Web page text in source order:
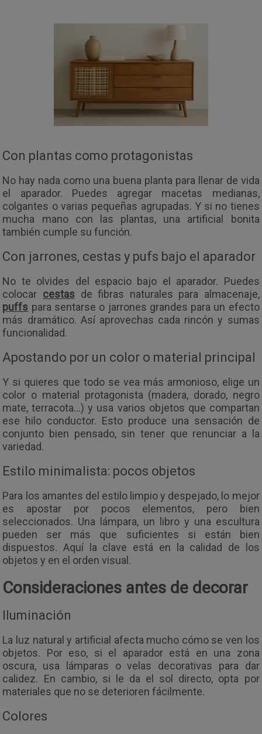
Con plantas como protagonistas
No hay nada como una buena planta para llenar de vida
el aparador. Puedes agregar macetas medianas,
colgantes o varias pequeñas agrupadas. Y si no tienes
mucha mano con las plantas, una artificial bonita
también cumple su función.
Con jarrones, cestas y pufs bajo el aparador
No te olvides del espacio bajo el aparador. Puedes
colocar cestas de fibras naturales para almacenaje,
puffs para sentarse o jarrones grandes para un efecto
más dramático. Así aprovechas cada rincón y sumas
funcionalidad.
Apostando por un color o material principal
Y si quieres que todo se vea más armonioso, elige un
color o material protagonista (madera, dorado, negro
mate, terracota…) y usa varios objetos que compartan
ese hilo conductor. Esto produce una sensación de
conjunto bien pensado, sin tener que renunciar a la
variedad.
Estilo minimalista: pocos objetos
Para los amantes del estilo limpio y despejado, lo mejor
es apostar por pocos elementos, pero bien
seleccionados. Una lámpara, un libro y una escultura
pueden ser más que suficientes si están bien
dispuestos. Aquí la clave está en la calidad de los
objetos y en el orden visual.
Consideraciones antes de decorar
Iluminación
La luz natural y artificial afecta mucho cómo se ven los
objetos. Por eso, si el aparador está en una zona
oscura, usa lámparas o velas decorativas para dar
calidez. En cambio, si le da el sol directo, opta por
materiales que no se deterioren fácilmente.
Colores